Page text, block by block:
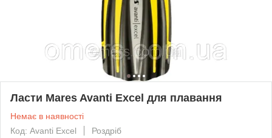
Ласти Mares Avanti Excel для плавання
Немає в наявності
Код: Avanti Excel
Роздріб